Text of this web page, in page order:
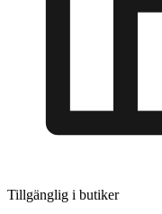
Tillgänglig i butiker